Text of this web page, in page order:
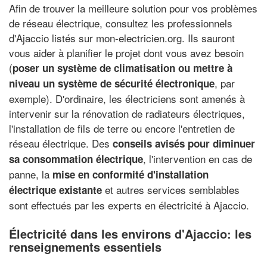
Afin de trouver la meilleure solution pour vos problèmes
de réseau électrique, consultez les professionnels
d'Ajaccio listés sur mon-electricien.org. Ils sauront
vous aider à planifier le projet dont vous avez besoin
(poser un système de climatisation ou mettre à
niveau un système de sécurité électronique, par
exemple). D'ordinaire, les électriciens sont amenés à
intervenir sur la rénovation de radiateurs électriques,
l'installation de fils de terre ou encore l'entretien de
réseau électrique. Des conseils avisés pour diminuer
sa consommation électrique, l'intervention en cas de
panne, la mise en conformité d'installation
électrique existante et autres services semblables
sont effectués par les experts en électricité à Ajaccio.
Électricité dans les environs d'Ajaccio: les
renseignements essentiels